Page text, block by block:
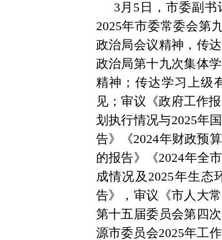
3月5日，市委副
2025年市委常委会第
政治局会议精神，传
政治局第十九次集体
精神；传达学习上级
见；审议《政府工作
划执行情况与2025年
告》《2024年财政预
的报告》《2024年全
成情况及2025年生态
告》，审议《市人大
第十五届委员会第四
源市委员会2025年工